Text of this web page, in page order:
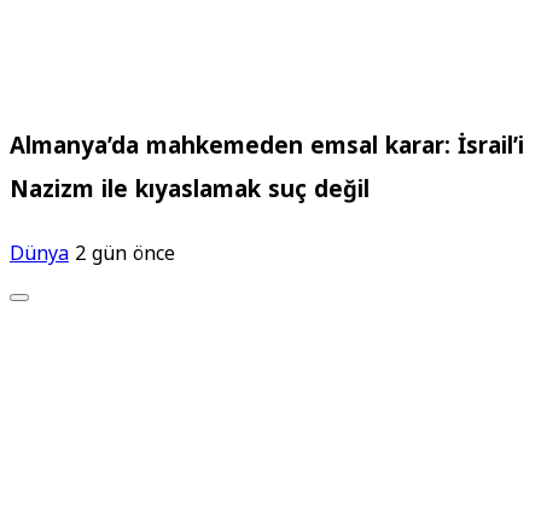
Almanya’da mahkemeden emsal karar: İsrail’i
Nazizm ile kıyaslamak suç değil
Dünya2 gün önce